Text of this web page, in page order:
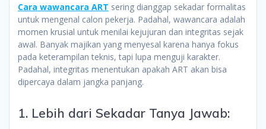
Cara wawancara ART sering dianggap sekadar formalitas
untuk mengenal calon pekerja. Padahal, wawancara adalah
momen krusial untuk menilai kejujuran dan integritas sejak
awal. Banyak majikan yang menyesal karena hanya fokus
pada keterampilan teknis, tapi lupa menguji karakter.
Padahal, integritas menentukan apakah ART akan bisa
dipercaya dalam jangka panjang.
1. Lebih dari Sekadar Tanya Jawab: